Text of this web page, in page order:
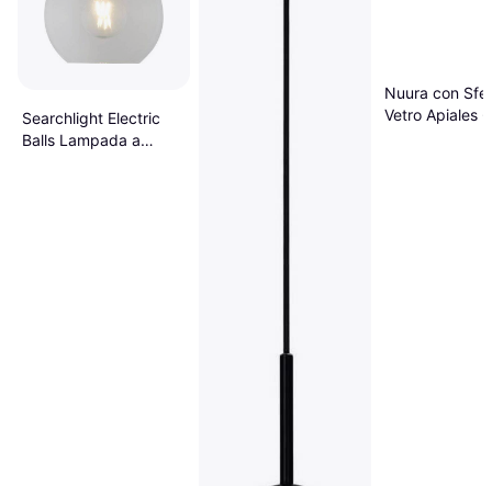
Searchlight Electric
Balls Lampada a
Nuura con
Vetro Apiales 6